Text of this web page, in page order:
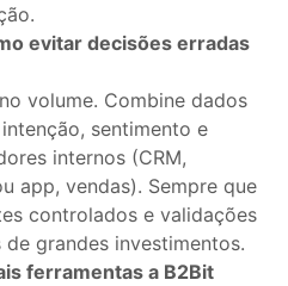
evitar decisões erradas
volume. Combine dados
sentimento e
internos (CRM,
app, vendas). Sempre que
controlados e validações
grandes investimentos.
ferramentas a B2Bit